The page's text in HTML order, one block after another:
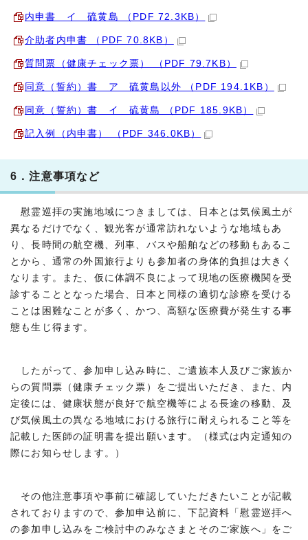
内申書 イ 硫黄島 （PDF 72.3KB）
介助者内申書 （PDF 70.8KB）
質問票（健康チェック票） （PDF 79.7KB）
同意（誓約）書 ア 硫黄島以外 （PDF 194.1KB）
同意（誓約）書 イ 硫黄島 （PDF 185.9KB）
記入例（内申書） （PDF 346.0KB）
6．注意事項など
慰霊巡拝の実施地域につきましては、日本とは気候風土が
異なるだけでなく、観光客が通常訪れないような地域もあ
り、長時間の航空機、列車、バスや船舶などの移動もあるこ
とから、通常の外国旅行よりも参加者の身体的負担は大きく
なります。また、仮に体調不良によって現地の医療機関を受
診することとなった場合、日本と同様の適切な診療を受ける
ことは困難なことが多く、かつ、高額な医療費が発生する事
態も生じ得ます。
したがって、参加申し込み時に、ご遺族本人及びご家族か
らの質問票（健康チェック票）をご提出いただき、また、内
定後には、健康状態が良好で航空機等による長途の移動、及
び気候風土の異なる地域における旅行に耐えられること等を
記載した医師の証明書を提出願います。（様式は内定通知の
際にお知らせします。）
その他注意事項や事前に確認していただきたいことが記載
されておりますので、参加申込前に、下記資料「慰霊巡拝へ
の参加申し込みをご検討中のみなさまとそのご家族へ」をご